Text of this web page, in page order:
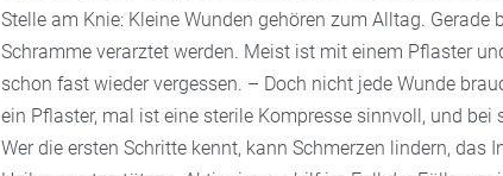
Stelle am Knie: Kleine Wunden gehören zum Alltag.
Schramme verarztet werden. Meist ist mit einem Pflaster
schon fast wieder vergessen. – Doch nicht jede Wunde
ein Pflaster, mal ist eine sterile Kompresse sinnvoll, und
Wer die ersten Schritte kennt, kann Schmerzen lindern, das